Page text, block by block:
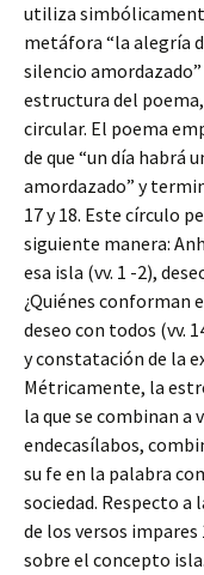
utiliza
metáfora “la alegría
silencio
estructura del
circular. El poema
de que “un día habrá
amordazado” y
17 y 18. Este círculo
siguiente manera:
esa isla (vv. 1 -2),
¿Quiénes conforman
deseo con todos (vv.
y constatación de la
Métricamente, la
la que se combinan
endecasílabos,
su fe en la palabra
sociedad. Respecto a
de los versos
sobre el concepto